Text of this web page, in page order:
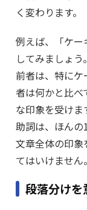
く変わります。
例えば、「ケ
してみましょう。
前者は、特に
者は何かと比
な印象を受けま
助詞は、ほんの
文章全体の印
てはいけません。
段落分けを